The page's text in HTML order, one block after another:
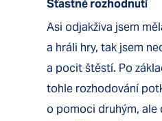
Šťastné rozhodnutí
Asi odjakživa jsem
a hráli hry, tak jsem
a pocit štěstí. Po
tohle rozhodování
o pomoci druhým,